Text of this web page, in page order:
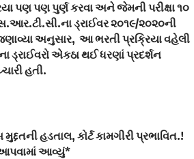
પણ પણ પુર્ણ કરવા અને જેમની પરીક્ષા ૧૦
ડ્રાઈવર ૨૦૧૯/૨૦૨૦ની
અનુસાર, આ ભરતી પ્રક્રિયા વહેલી
એકઠા થઈ ધરણાં પ્રદર્શન
હતી.
હડતાલ, કોર્ટ કામગીરી પ્રભાવિત.!
આપવામાં આવ્યું*